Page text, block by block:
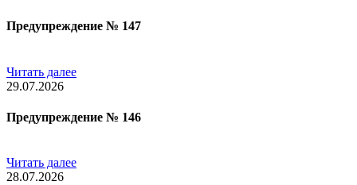
Предупреждение № 147
Читать далее
29.07.2026
Предупреждение № 146
Читать далее
28.07.2026